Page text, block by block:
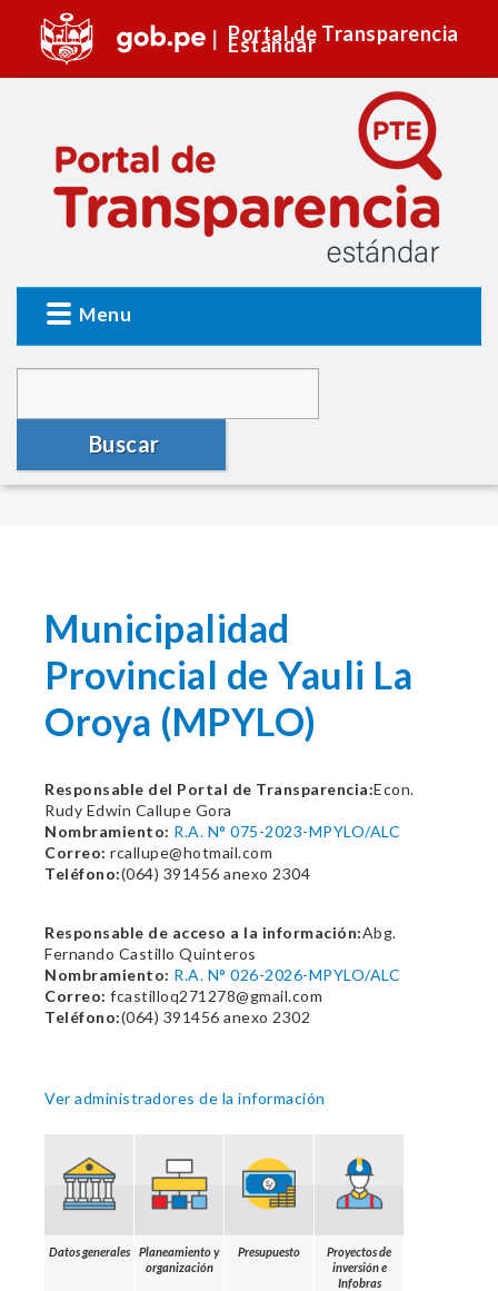
Portal de Transparencia
Estándar
Menu
Buscar
Municipalidad
Provincial de Yauli La
Oroya (MPYLO)
Responsable del Portal de Transparencia:Econ.
Rudy Edwin Callupe Gora
Nombramiento: R.A. N° 075-2023-MPYLO/ALC
Correo: rcallupe@hotmail.com
Teléfono:(064) 391456 anexo 2304
Responsable de acceso a la información:Abg.
Fernando Castillo Quinteros
Nombramiento: R.A. N° 026-2026-MPYLO/ALC
Correo: fcastilloq271278@gmail.com
Teléfono:(064) 391456 anexo 2302
Ver administradores de la información
Datos generales
Planeamiento y
organización
Presupuesto
Proyectos de
inversión e
Infobras